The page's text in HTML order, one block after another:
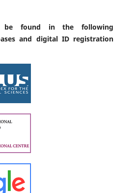
be found in the following
and digital ID registration